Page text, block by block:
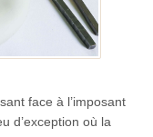
face à l’imposant
d’exception où la